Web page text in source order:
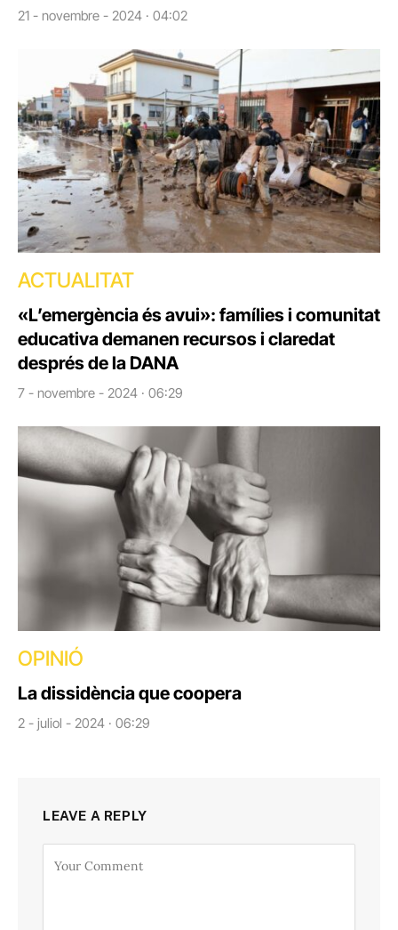
21 - novembre - 2024 · 04:02
ACTUALITAT
«L’emergència és avui»: famílies i comunitat
educativa demanen recursos i claredat
després de la DANA
7 - novembre - 2024 · 06:29
OPINIÓ
La dissidència que coopera
2 - juliol - 2024 · 06:29
LEAVE A REPLY